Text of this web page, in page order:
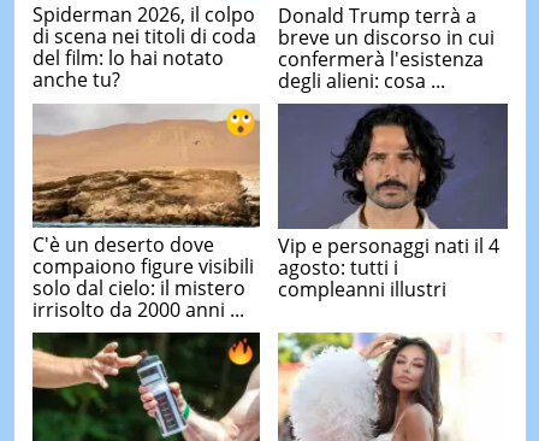
Spiderman 2026, il colpo
di scena nei titoli di coda
del film: lo hai notato
anche tu?
Donald Trump terrà a
breve un discorso in cui
confermerà l'esistenza
degli alieni: cosa ...
C'è un deserto dove
compaiono figure visibili
solo dal cielo: il mistero
irrisolto da 2000 anni ...
Vip e personaggi nati il 4
agosto: tutti i
compleanni illustri